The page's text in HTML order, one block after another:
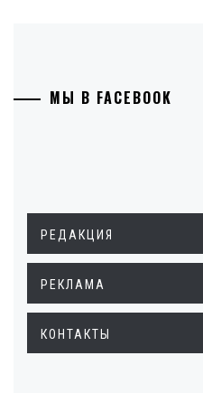
МЫ В FACEBOOK
РЕДАКЦИЯ
РЕКЛАМА
КОНТАКТЫ